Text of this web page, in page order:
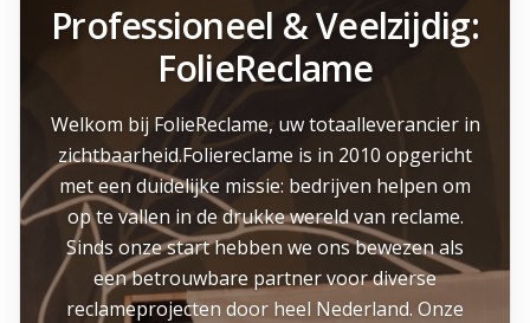
Professioneel & Veelzijdig:
FolieReclame
Welkom bij FolieReclame, uw totaalleverancier in
zichtbaarheid.Foliereclame is in 2010 opgericht
met een duidelijke missie: bedrijven helpen om
op te vallen in de drukke wereld van reclame.
Sinds onze start hebben we ons bewezen als
een betrouwbare partner voor diverse
reclameprojecten door heel Nederland. Onze